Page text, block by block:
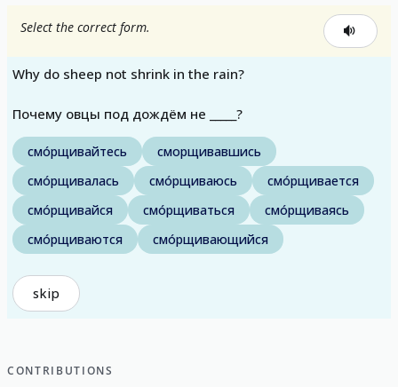
Select the correct form.
Why do sheep not shrink in the rain?
Почему овцы под дождём не _____?
смо́рщивайтесь
сморщивавшись
смо́рщивалась
смо́рщиваюсь
смо́рщивается
смо́рщивайся
смо́рщиваться
смо́рщиваясь
смо́рщиваются
смо́рщивающийся
skip
CONTRIBUTIONS